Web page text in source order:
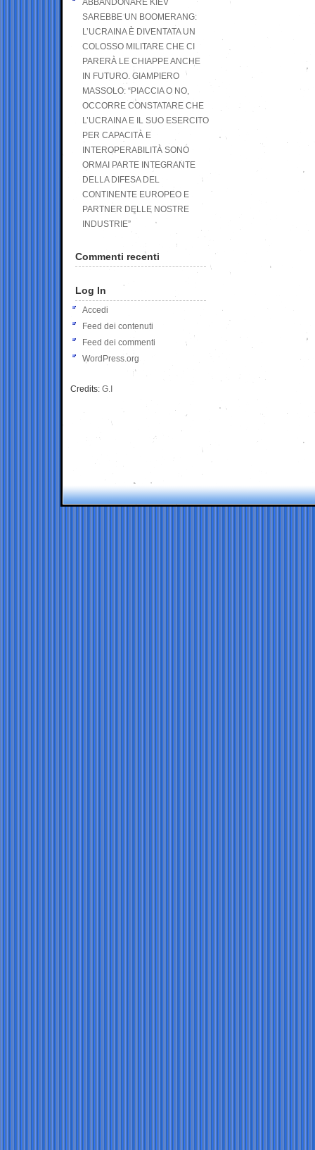
ABBANDONARE KIEV
SAREBBE UN BOOMERANG:
L’UCRAINA È DIVENTATA UN
COLOSSO MILITARE CHE CI
PARERÀ LE CHIAPPE ANCHE
IN FUTURO. GIAMPIERO
MASSOLO: “PIACCIA O NO,
OCCORRE CONSTATARE CHE
L’UCRAINA E IL SUO ESERCITO
PER CAPACITÀ E
INTEROPERABILITÀ SONO
ORMAI PARTE INTEGRANTE
DELLA DIFESA DEL
CONTINENTE EUROPEO E
PARTNER DELLE NOSTRE
INDUSTRIE”
Commenti recenti
Log In
Accedi
Feed dei contenuti
Feed dei commenti
WordPress.org
Credits: G.I